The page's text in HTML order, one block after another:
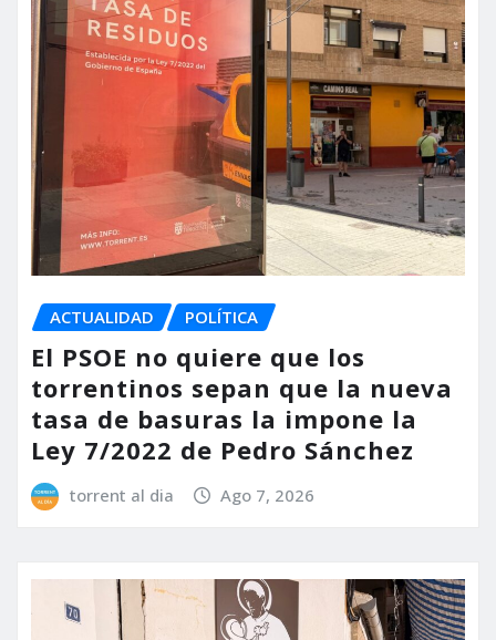
ACTUALIDAD POLÍTICA
El PSOE no quiere que los
torrentinos sepan que la nueva
tasa de basuras la impone la
Ley 7/2022 de Pedro Sánchez
torrent al dia Ago 7, 2026